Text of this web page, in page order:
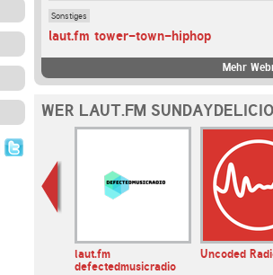
Sonstiges
laut.fm tower-town-hiphop
Mehr
WER LAUT.FM
laut.fm
defectedmusicradio
Uncoded